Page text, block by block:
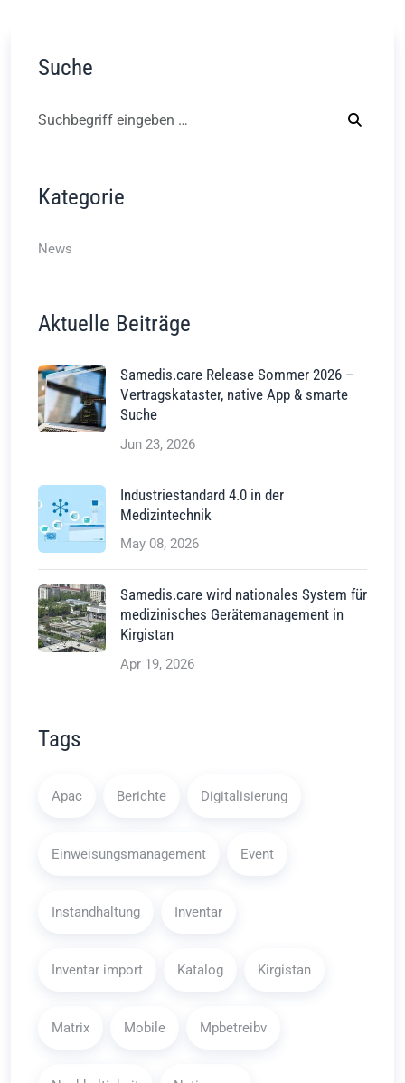
Suche
Kategorie
News
Aktuelle Beiträge
Samedis.care Release Sommer 2026 –
Vertragskataster, native App & smarte
Suche
Jun 23, 2026
Industriestandard 4.0 in der
Medizintechnik
May 08, 2026
Samedis.care wird nationales System für
medizinisches Gerätemanagement in
Kirgistan
Apr 19, 2026
Tags
Apac Berichte Digitalisierung
Einweisungsmanagement Event
Instandhaltung Inventar
Inventar import Katalog Kirgistan
Matrix Mobile Mpbetreibv